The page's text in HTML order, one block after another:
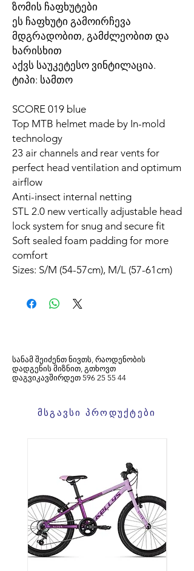
ზომის ჩაფხუტები
ეს ჩაფხუტი გამოირჩევა
მდგრადობით, გამძლეობით და
ხარისხით
აქვს საუკეტესო ვინტილაცია.
ტიპი: სამთო
SCORE 019 blue
Top MTB helmet made by In-mold
technology
23 air channels and rear vents for
perfect head ventilation and optimum
airflow
Anti-insect internal netting
STL 2.0 new vertically adjustable head
lock system for snug and secure fit
Soft sealed foam padding for more
comfort
Sizes: S/M (54-57cm), M/L (57-61cm)
სანამ შეიძენთ ნივთს, რაოდენობის
დადგენის მიზნით, გთხოვთ
დაგვიკავშირდეთ 596 25 55 44
მსგავსი პროდუქტები